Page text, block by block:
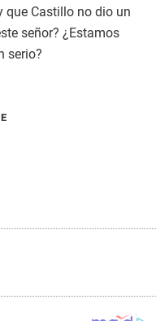
que Castillo no dio un
señor? ¿Estamos
serio?